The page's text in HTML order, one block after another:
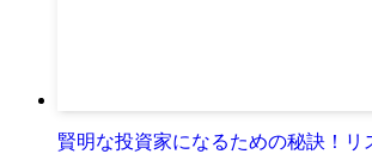
賢明な投資家になるための秘訣！リ